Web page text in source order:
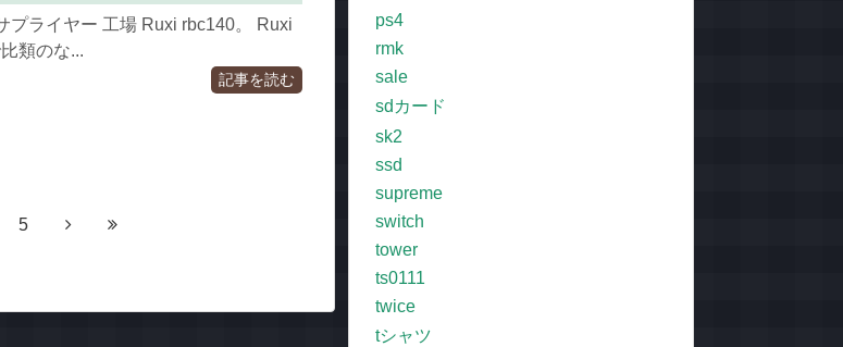
プライヤー 工場 Ruxi rbc140。 Ruxi
類のな...
記事を読む
5
ps4
rmk
sale
sdカード
sk2
ssd
supreme
switch
tower
ts0111
twice
tシャツ